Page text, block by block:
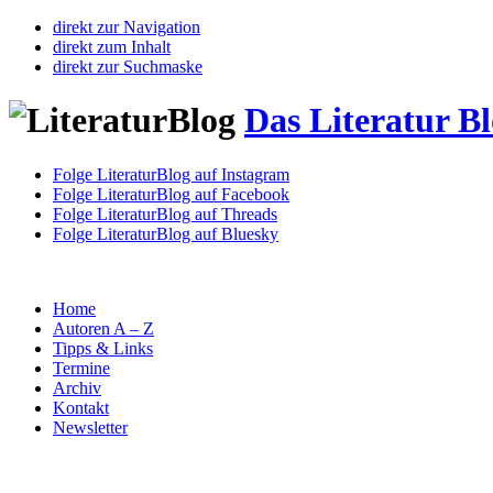
direkt zur Navigation
direkt zum Inhalt
direkt zur Suchmaske
Das Literatur
Folge LiteraturBlog auf Instagram
Folge LiteraturBlog auf Facebook
Folge LiteraturBlog auf Threads
Folge LiteraturBlog auf Bluesky
Home
Autoren A – Z
Tipps & Links
Termine
Archiv
Kontakt
Newsletter